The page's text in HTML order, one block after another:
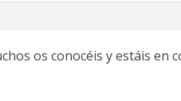
os conocéis y estáis